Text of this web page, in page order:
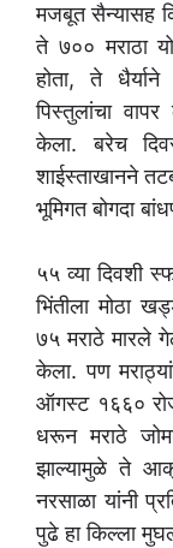
मजबूत सैन्यासह
ते ७०० मराठा
होता, ते
पिस्तुलांचा
केला. बरेच
शाईस्ताखानने
भूमिगत बोगदा
५५ व्या दिवशी
भिंतीला मोठा
७५ मराठे मारले
केला. पण
ऑगस्ट १६६०
धरून मराठे
झाल्यामुळे ते
नरसाळा यांनी
पुढे हा किल्ला